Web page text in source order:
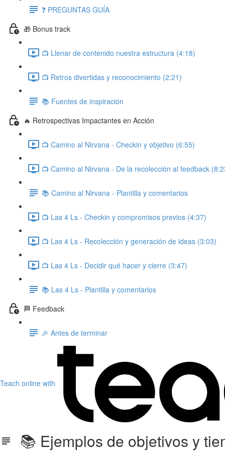
❓ PREGUNTAS GUÍA
🎁 Bonus track
📺 Llenar de contenido nuestra estructura (4:18)
📺 Retros divertidas y reconocimiento (2:21)
📚 Fuentes de inspiración
🔥 Retrospectivas Impactantes en Acción
📺 Camino al Nirvana - Checkin y objetivo (6:55)
📺 Camino al Nirvana - De la recolección al feedback
📚 Camino al Nirvana - Plantilla y comentarios
📺 Las 4 Ls - Checkin y compromisos previos (4:37)
📺 Las 4 Ls - Recolección y generación de ideas (3:03)
📺 Las 4 Ls - Decidir qué hacer y cierre (3:47)
📚 Las 4 Ls - Plantilla y comentarios
🏁 Feedback
🎉 Antes de terminar
Teach online with
📚 Ejemplos de objetivos y